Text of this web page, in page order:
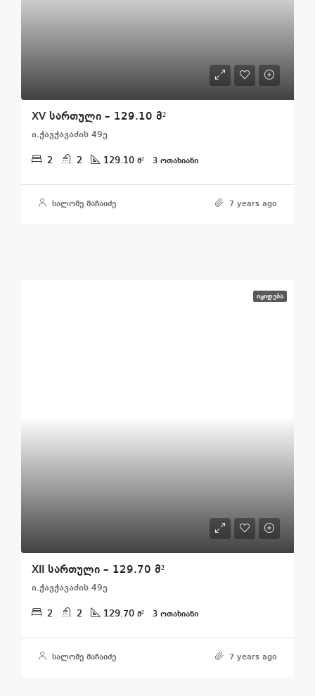
XV სართული – 129.10 მ²
ი.ჭავჭავაძის 49ე
2 2 129.10 მ² 3 ᲝᲗᲐᲮᲘᲐᲜᲘ
სალომე მაჩაიძე 7 years ago
ᲘᲧᲘᲓᲔᲑᲐ
XII სართული – 129.70 მ²
ი.ჭავჭავაძის 49ე
2 2 129.70 მ² 3 ᲝᲗᲐᲮᲘᲐᲜᲘ
სალომე მაჩაიძე 7 years ago